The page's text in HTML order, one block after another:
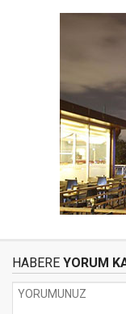
HABERE YORUM